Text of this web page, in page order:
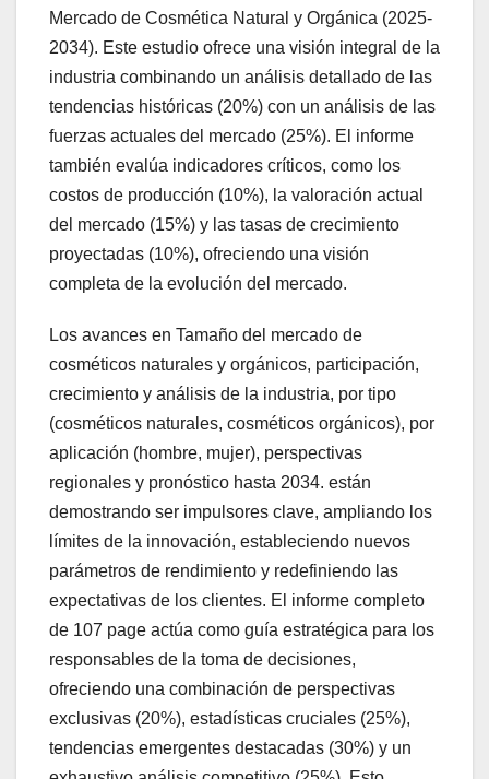
Mercado de Cosmética Natural y Orgánica (2025-
2034). Este estudio ofrece una visión integral de la
industria combinando un análisis detallado de las
tendencias históricas (20%) con un análisis de las
fuerzas actuales del mercado (25%). El informe
también evalúa indicadores críticos, como los
costos de producción (10%), la valoración actual
del mercado (15%) y las tasas de crecimiento
proyectadas (10%), ofreciendo una visión
completa de la evolución del mercado.
Los avances en Tamaño del mercado de
cosméticos naturales y orgánicos, participación,
crecimiento y análisis de la industria, por tipo
(cosméticos naturales, cosméticos orgánicos), por
aplicación (hombre, mujer), perspectivas
regionales y pronóstico hasta 2034. están
demostrando ser impulsores clave, ampliando los
límites de la innovación, estableciendo nuevos
parámetros de rendimiento y redefiniendo las
expectativas de los clientes. El informe completo
de 107 page actúa como guía estratégica para los
responsables de la toma de decisiones,
ofreciendo una combinación de perspectivas
exclusivas (20%), estadísticas cruciales (25%),
tendencias emergentes destacadas (30%) y un